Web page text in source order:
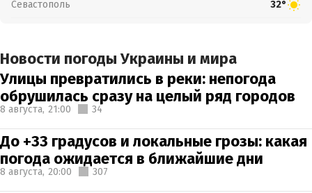
Севастополь 32°
Новости погоды Украины и мира
Улицы превратились в реки: непогода
обрушилась сразу на целый ряд городов
8 августа, 21:00 34
До +33 градусов и локальные грозы: какая
погода ожидается в ближайшие дни
8 августа, 20:00 307